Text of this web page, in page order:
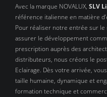
Avec la marque NOVALUX, SLV
référence italienne en matière
Pour réaliser notre entrée sur
assurer le développement
prescription auprès des
distributeurs, nous créons le
Eclairage. Dès votre arrivée,
taille humaine, dynamique et
formation technique et